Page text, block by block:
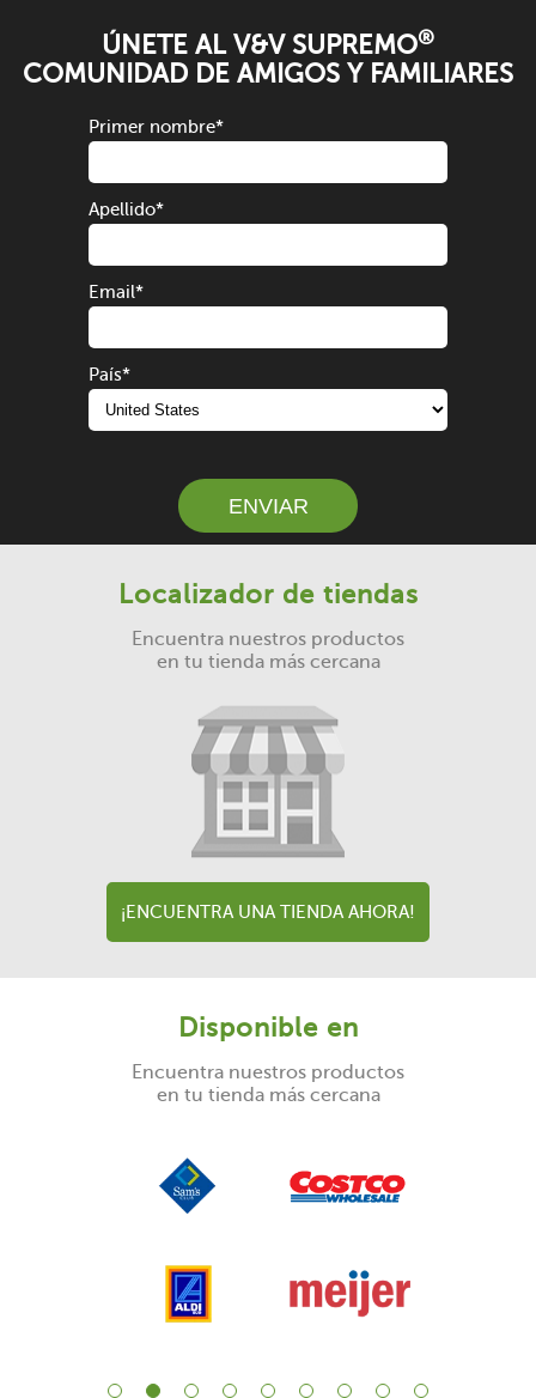
ÚNETE AL V&V SUPREMO®
COMUNIDAD DE AMIGOS Y FAMILIARES
Primer nombre*
Apellido*
Email*
País*
ENVIAR
Localizador de tiendas
Encuentra nuestros productos
en tu tienda más cercana
¡ENCUENTRA UNA TIENDA AHORA!
Disponible en
Encuentra nuestros productos
en tu tienda más cercana